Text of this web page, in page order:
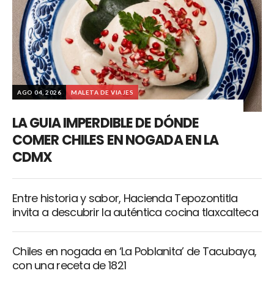
AGO 04, 2026 MALETA DE VIAJES
LA GUIA IMPERDIBLE DE DÓNDE
COMER CHILES EN NOGADA EN LA
CDMX
Entre historia y sabor, Hacienda Tepozontitla
invita a descubrir la auténtica cocina tlaxcalteca
Chiles en nogada en ‘La Poblanita’ de Tacubaya,
con una receta de 1821